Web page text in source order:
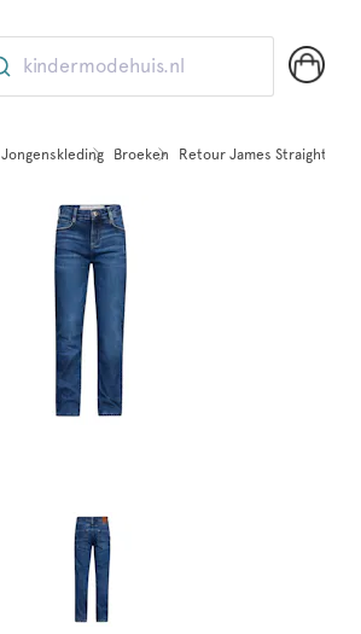
kindermodehuis.nl
Jongenskleding Broeken Retour James Straight